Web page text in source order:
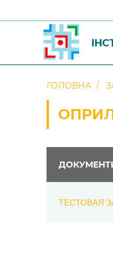
ГОЛОВНА
ТЕСТОВАЯ